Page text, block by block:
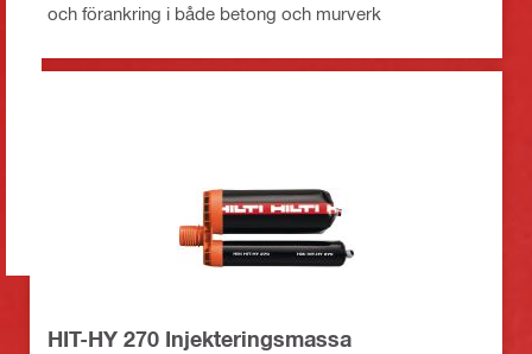
och förankring i både betong och murverk
HIT-HY 270 Injekteringsmassa